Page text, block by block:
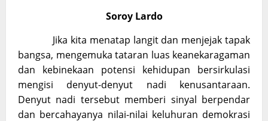
Soroy Lardo
Jika kita menatap langit dan menjejak tapak
bangsa, mengemuka tataran luas keanekaragaman
dan kebinekaan potensi kehidupan bersirkulasi
mengisi denyut-denyut nadi kenusantaraan.
Denyut nadi tersebut memberi sinyal berpendar
dan bercahayanya nilai-nilai keluhuran demokrasi